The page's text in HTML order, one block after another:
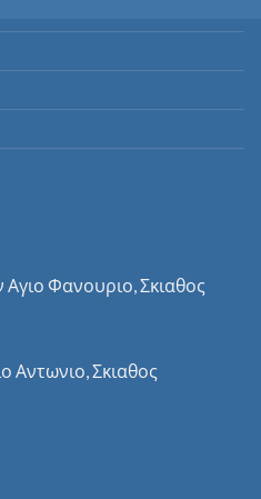
Αγιο Φανουριο, Σκιαθος
Αντωνιο, Σκιαθος